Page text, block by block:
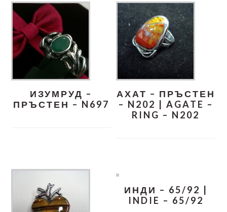
ИЗУМРУД –
ПРЪСТЕН – N697
АХАТ – ПРЪСТЕН
– N202 | AGATE –
RING – N202
ИНДИ – 65/92 |
INDIE – 65/92